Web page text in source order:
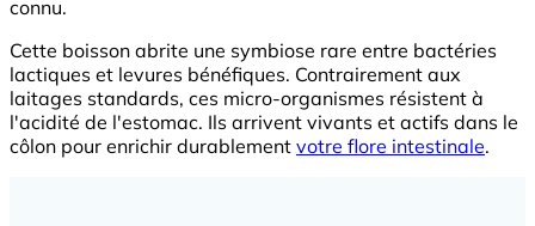
connu.
Cette boisson abrite une symbiose rare entre bactéries
lactiques et levures bénéfiques. Contrairement aux
laitages standards, ces micro-organismes résistent à
l'acidité de l'estomac. Ils arrivent vivants et actifs dans le
côlon pour enrichir durablement votre flore intestinale.